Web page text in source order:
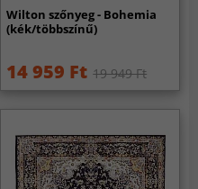
Wilton szőnyeg - Bohemia
(kék/többszínű)
14 959 Ft 19 949 Ft